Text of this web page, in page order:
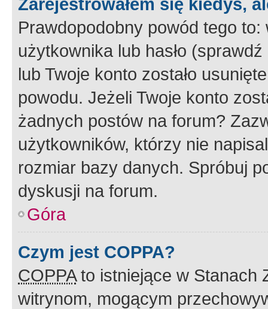
Prawdopodobny powód tego to:
użytkownika lub hasło
lub Twoje konto zostało
powodu. Jeżeli Twoje konto
żadnych postów na forum?
użytkowników, którzy nie
rozmiar bazy danych. Spróbuj
dyskusji na forum.
Góra
Czym jest COPPA?
COPPAto istniejące w Stanach
witrynom, mogącym